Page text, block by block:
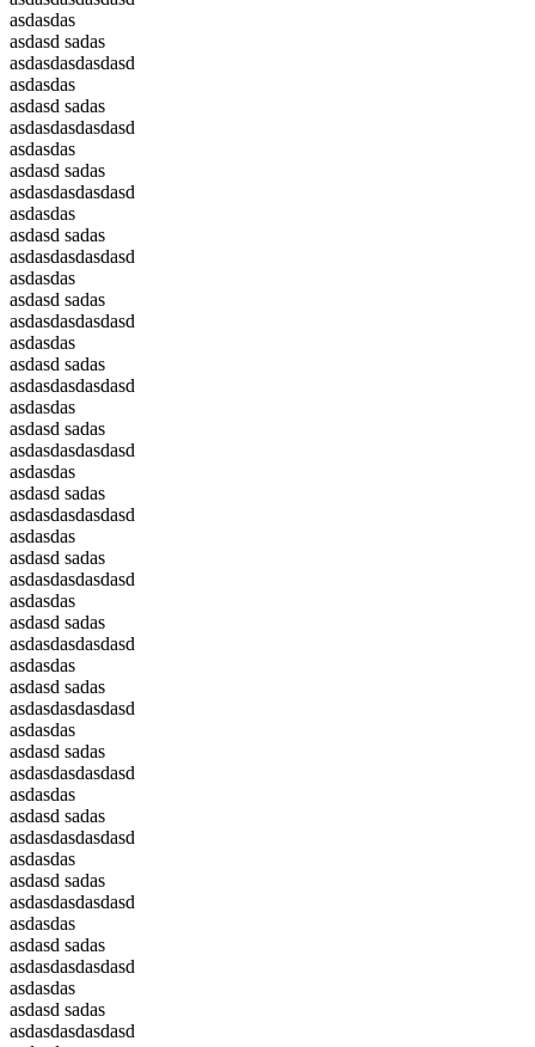
asdasdas
asdasd sadas
asdasdasdasdasd
asdasdas
asdasd sadas
asdasdasdasdasd
asdasdas
asdasd sadas
asdasdasdasdasd
asdasdas
asdasd sadas
asdasdasdasdasd
asdasdas
asdasd sadas
asdasdasdasdasd
asdasdas
asdasd sadas
asdasdasdasdasd
asdasdas
asdasd sadas
asdasdasdasdasd
asdasdas
asdasd sadas
asdasdasdasdasd
asdasdas
asdasd sadas
asdasdasdasdasd
asdasdas
asdasd sadas
asdasdasdasdasd
asdasdas
asdasd sadas
asdasdasdasdasd
asdasdas
asdasd sadas
asdasdasdasdasd
asdasdas
asdasd sadas
asdasdasdasdasd
asdasdas
asdasd sadas
asdasdasdasdasd
asdasdas
asdasd sadas
asdasdasdasdasd
asdasdas
asdasd sadas
asdasdasdasdasd